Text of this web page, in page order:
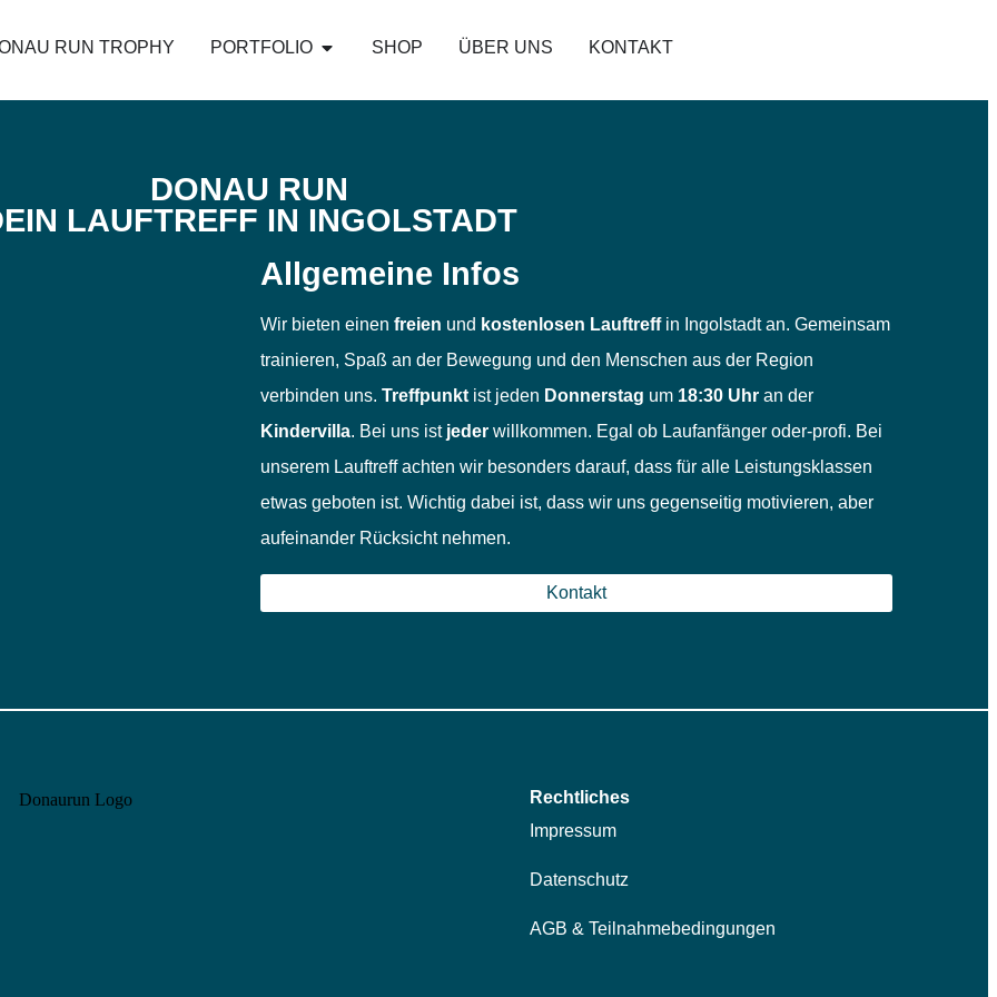
RUN TROPHY PORTFOLIO SHOP ÜBER UNS KONTAKT
DONAU RUN
LAUFTREFF IN INGOLSTADT
Allgemeine Infos
Wir bieten einen freien und kostenlosen Lauftreffin Ingolstadt an. Gemeinsam
trainieren, Spaß an der Bewegung und den Menschen aus der Region
verbinden uns. Treffpunkt ist jeden Donnerstag um 18:30 Uhr an der
Kindervilla. Bei uns istjeder willkommen. Egal ob Laufanfänger oder-profi. Bei
unserem Lauftreff achten wir besonders darauf, dass für alle Leistungsklassen
etwas geboten ist. Wichtig dabei ist, dass wir uns gegenseitig motivieren, aber
aufeinander Rücksicht nehmen.
Kontakt
Rechtliches
Impressum
Datenschutz
AGB & Teilnahmebedingungen